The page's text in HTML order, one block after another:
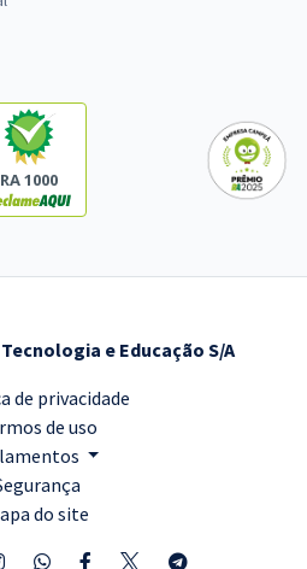
RA 1000
e Educação S/A
de privacidade
de uso
do site